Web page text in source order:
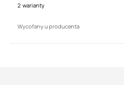
2 warianty
Wycofany u producenta